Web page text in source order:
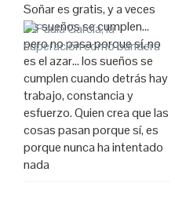
Soñar es gratis, y a veces
los sueños se cumplen…
pero no pasa porque sí, no
es el azar… los sueños se
cumplen cuando detrás hay
trabajo, constancia y
esfuerzo. Quien crea que las
cosas pasan porque sí, es
porque nunca ha intentado
nada